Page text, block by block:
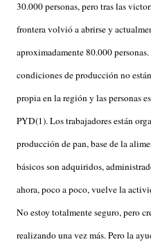
30.000 personas, pero tras las
frontera volvió a abrirse y
aproximadamente 80.000
condiciones de producción no
propia en la región y las personas
PYD(1). Los trabajadores están
producción de pan, base de la
básicos son adquiridos,
ahora, poco a poco, vuelve la
No estoy totalmente seguro, pero
realizando una vez más. Pero la